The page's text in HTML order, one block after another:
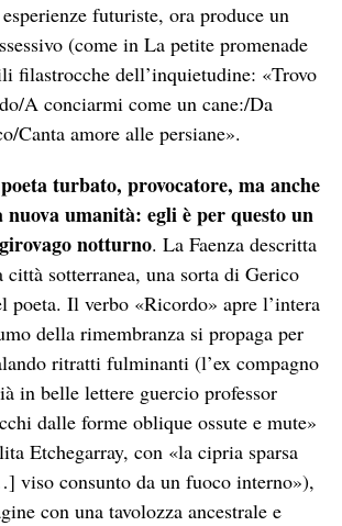
futuriste, ora produce un
(come in La petite promenade
filastrocche dell’inquietudine: «Trovo
A conciarmi come un cane:/Da
Canta amore alle persiane».
turbato, provocatore, ma anche
umanità: egli è per questo un
notturno. La Faenza descritta
sotterranea, una sorta di Gerico
poeta. Il verbo «Ricordo» apre l’intera
della rimembranza si propaga per
ritratti fulminanti (l’ex compagno
in belle lettere guercio professor
dalle forme oblique ossute e mute»
Etchegarray, con «la cipria sparsa
viso consunto da un fuoco interno»),
con una tavolozza ancestrale e